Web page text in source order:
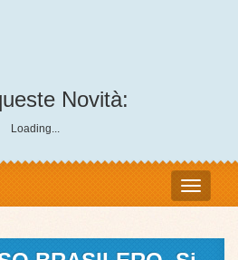
Novità:
Loading...